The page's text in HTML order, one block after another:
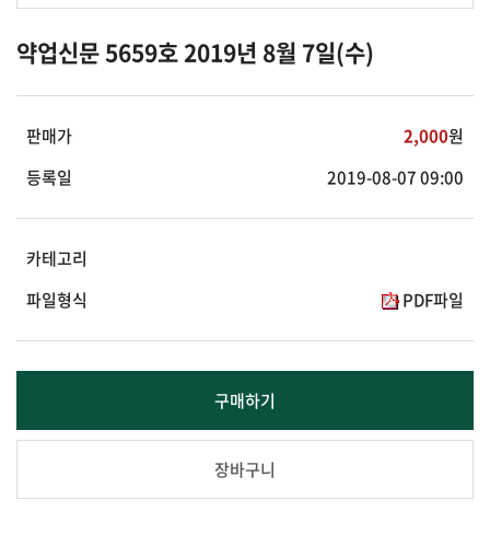
약업신문 5659호 2019년 8월 7일(수)
판매가 2,000원
등록일
2019-08-07 09:00
카테고리
파일형식
PDF파일
구매하기
장바구니